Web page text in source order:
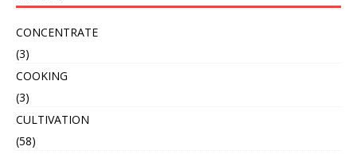
CONCENTRATE
(3)
COOKING
(3)
CULTIVATION
(58)